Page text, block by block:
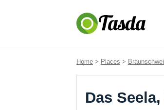
Home > Places >
Das